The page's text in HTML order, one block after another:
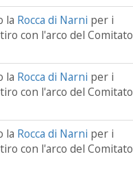
la Rocca di Narni per i
con l'arco del Comitato
la Rocca di Narni per i
con l'arco del Comitato
la Rocca di Narni per i
con l'arco del Comitato